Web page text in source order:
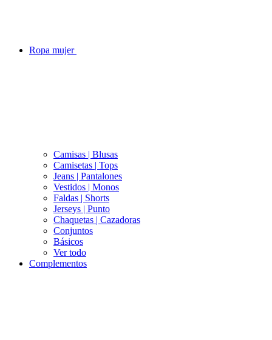
Ropa mujer
Camisas | Blusas
Camisetas | Tops
Jeans | Pantalones
Vestidos | Monos
Faldas | Shorts
Jerseys | Punto
Chaquetas | Cazadoras
Conjuntos
Básicos
Ver todo
Complementos